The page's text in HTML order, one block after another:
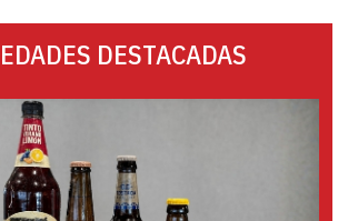
DESTACADAS